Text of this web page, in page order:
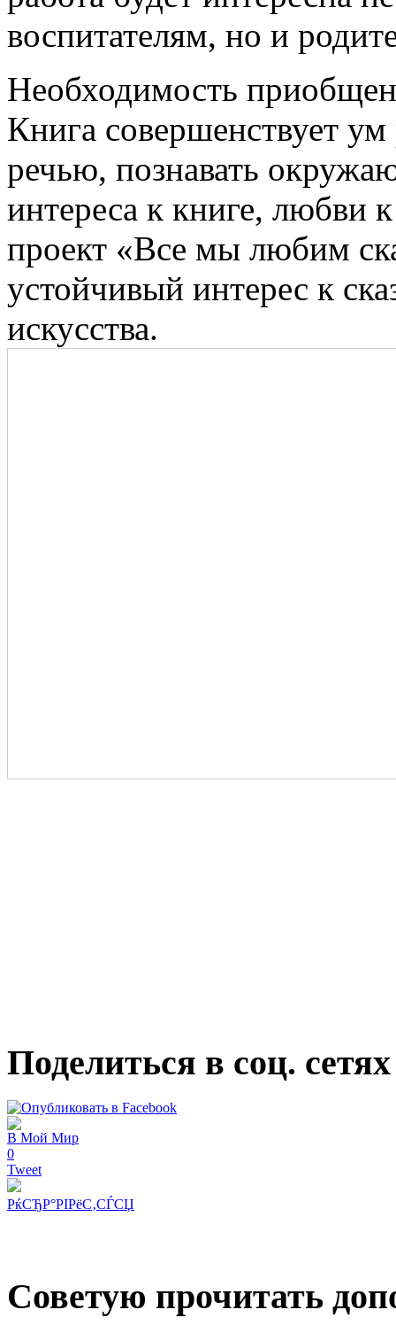
воспитателям, но и
Необходимость
Книга совершенствует ум
речью, познавать
интереса к книге, любви
проект «Все мы любим
устойчивый интерес к
искусства.
Поделиться в соц. сетях
В Мой Мир
0
Tweet
РќСЂР°РІРёС‚СЃСЏ
Советую прочитать